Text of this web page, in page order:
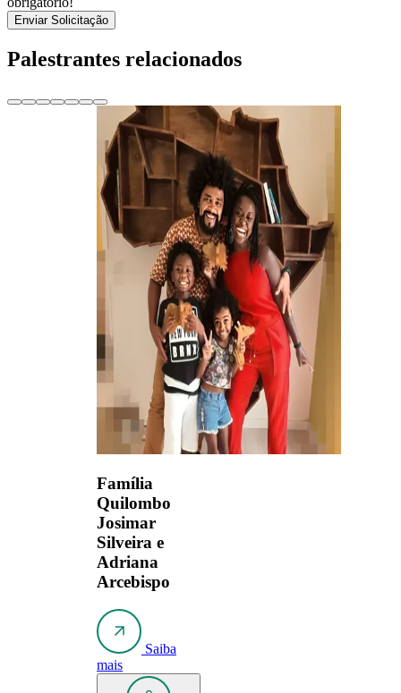
Enviar Solicitação
Palestrantes relacionados
Família
Quilombo
Josimar
Silveira e
Adriana
Arcebispo
Saiba
mais